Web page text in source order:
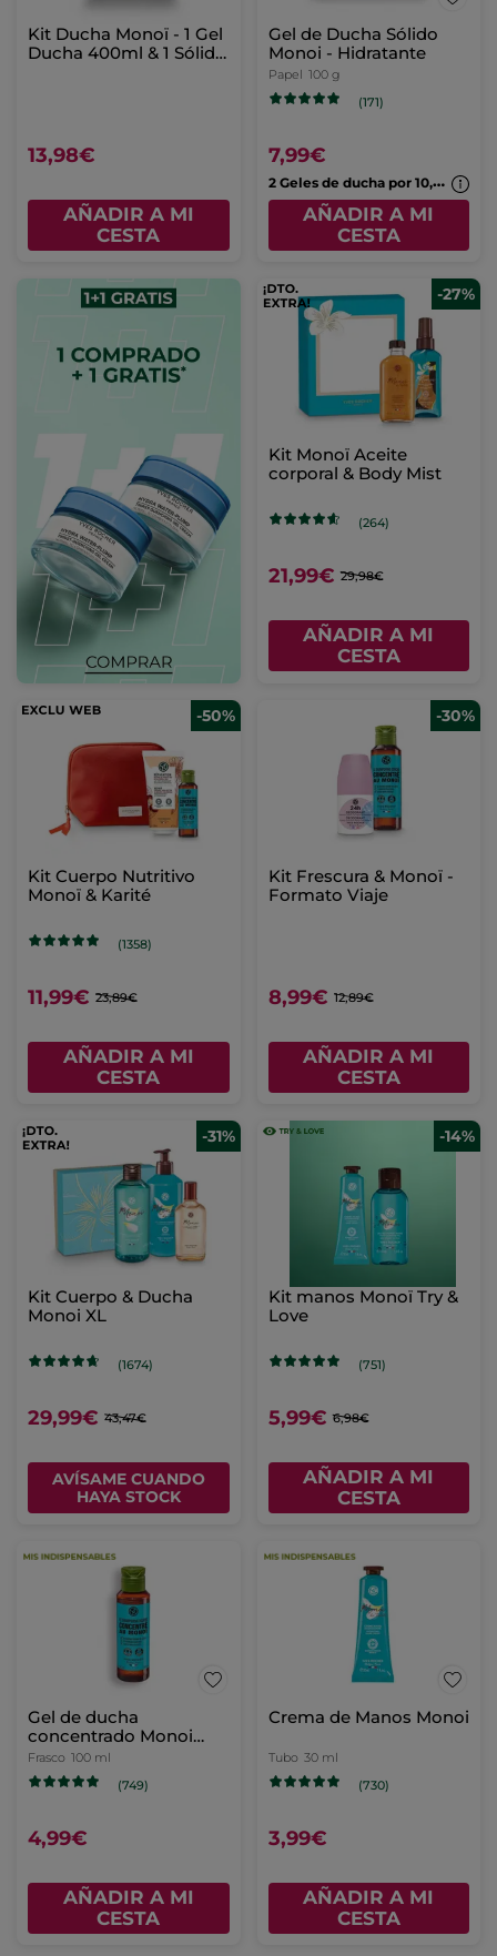
Kit Ducha Monoï - 1 Gel
Ducha 400ml & 1 Sólido
13,98€
AÑADIR A MI
CESTA
Gel de Ducha Sólido
Monoi - Hidratante
Papel 100 g
(171)
7,99€
2
Geles de ducha por 10,99€
AÑADIR A MI
CESTA
-27%
Kit Monoï Aceite
corporal & Body Mist
(264)
21,99€ 29,98€
AÑADIR A MI
CESTA
-50%
Kit Cuerpo Nutritivo
Monoï & Karité
(1358)
11,99€ 23,89€
AÑADIR A MI
CESTA
-30%
Kit Frescura & Monoï -
Formato Viaje
8,99€ 12,89€
AÑADIR A MI
CESTA
-31%
Kit Cuerpo & Ducha
Monoi XL
(1674)
29,99€ 43,47€
AVÍSAME CUANDO
HAYA STOCK
-14%
Kit manos Monoï Try &
Love
(751)
5,99€ 6,98€
AÑADIR A MI
CESTA
Gel de ducha
concentrado Monoi
Cabellos & Cuerpo
Frasco 100 ml
(749)
4,99€
AÑADIR A MI
CESTA
Crema de Manos Monoi
Tubo 30 ml
(730)
3,99€
AÑADIR A MI
CESTA